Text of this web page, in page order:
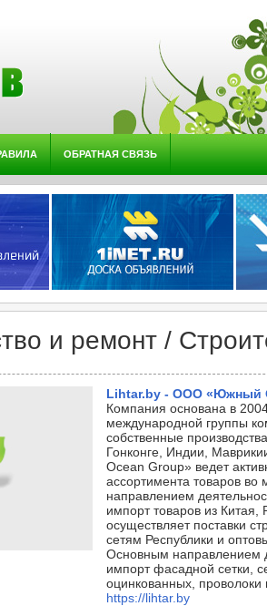
ОБРАТНАЯ СВЯЗЬ
и ремонт /
Lihtar.by - ООО «Южный
Компания основана в
международной группы
собственные
Гонконге, Индии,
Ocean Group» ведет
ассортимента товаров
направлением
импорт товаров из
осуществляет поставки
сетям Республики и
Основным направлением
импорт фасадной сетки,
оцинкованных, проволоки
https://lihtar.by